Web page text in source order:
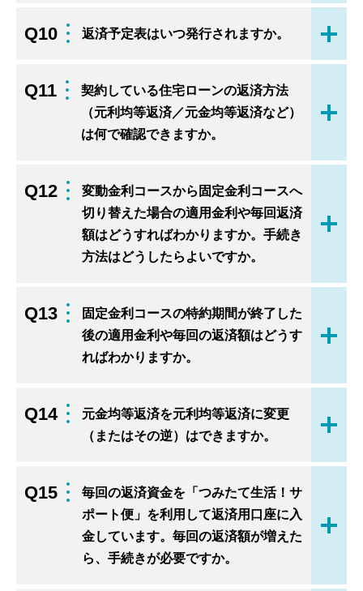
Q10 返済予定表はいつ発行されますか。 開く
Q11
契約している住宅ローンの返済方法
（元利均等返済／元金均等返済など）
は何で確認できますか。
開く
Q12
変動金利コースから固定金利コースへ
切り替えた場合の適用金利や毎回返済
額はどうすればわかりますか。手続き
方法はどうしたらよいですか。
開く
Q13
固定金利コースの特約期間が終了した
後の適用金利や毎回の返済額はどうす
ればわかりますか。
開く
Q14
元金均等返済を元利均等返済に変更
（またはその逆）はできますか。
開く
Q15
毎回の返済資金を「つみたて生活！サ
ポート便」を利用して返済用口座に入
金しています。毎回の返済額が増えた
ら、手続きが必要ですか。
開く